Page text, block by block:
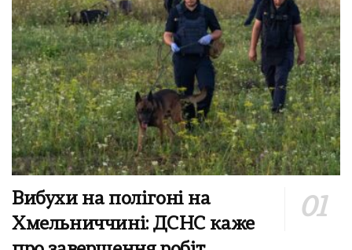
Вибухи на полігоні на
Хмельниччині: ДСНС каже